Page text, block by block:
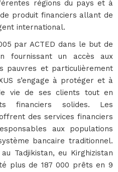
régions du pays et à
produit financiers allant de
international.
par ACTED dans le but de
fournissant un accès aux
pauvres et particulièrement
s’engage à protéger et à
vie de ses clients tout en
financiers solides. Les
des services financiers
aux populations
bancaire traditionnel.
Tadjikistan, eu Kirghizistan
plus de 187 000 prêts en 9